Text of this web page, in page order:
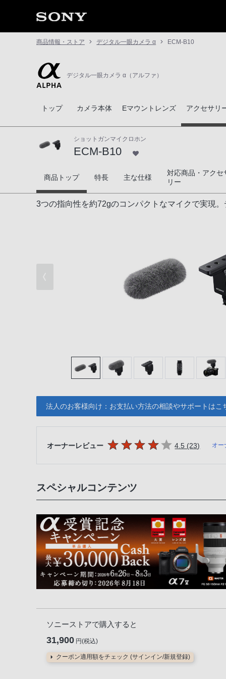
商品情報・ストア デジタル一眼カメラ α ECM-B10
デジタル一眼カメラ α（アルファ）
トップ カメラ本体 Eマウントレンズ アクセサリ
ショットガンマイクロホン
ECM-B10
ECM-B10
商品トップ 特長 主な仕様
対応商品・アクセ
リー
3つの指向性を約72gのコンパクトなマイクで実現
法人のお客様向け：お支払い方法の相談やサポートはこ
オーナーレビュー 5つの星のうち
4.5 (23件のレ
) オー
スペシャルコンテンツ
ソニーストアで購入すると
31,900 円(税込)
クーポン適用額をチェック (サインイン/新規登録)